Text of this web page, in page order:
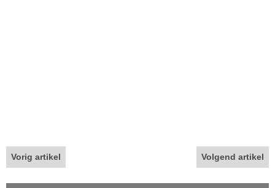
Vorig artikel Volgend artikel